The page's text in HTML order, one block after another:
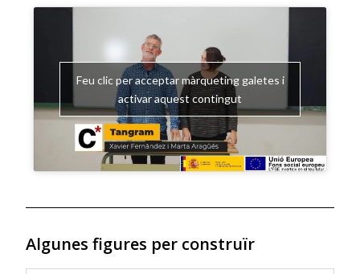
Feu clic per acceptar màrqueting galetes i
activar aquest contingut
Algunes figures per construïr